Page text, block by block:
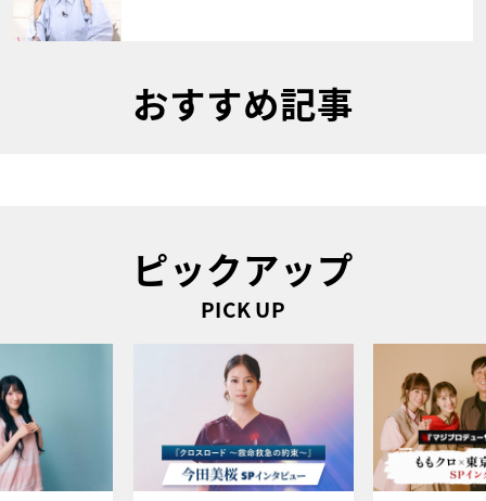
おすすめ記事
ピックアップ
PICK UP